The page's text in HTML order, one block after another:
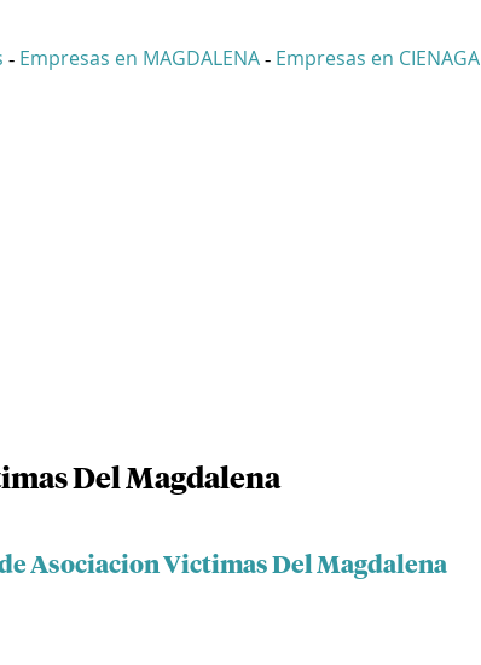
- Empresas en MAGDALENA - Empresas en CIENAGA
Del Magdalena
Asociacion Victimas Del Magdalena